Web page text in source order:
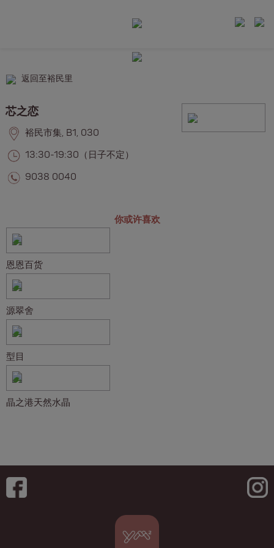
返回至裕民里
芯之恋
裕民市集, B1, 030
13:30-19:30（日子不定）
9038 0040
你或许喜欢
恩恩百货
源翠舍
型目
晶之港天然水晶